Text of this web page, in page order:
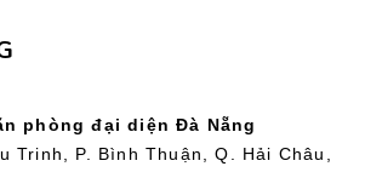
phòng đại diện Đà Nẵng
Trinh, P. Bình Thuận, Q. Hải Châu,